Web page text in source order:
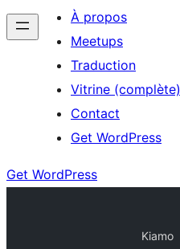
À propos
Meetups
Traduction
Vitrine (complète)
Contact
Get WordPress
Get WordPress
Kiamo